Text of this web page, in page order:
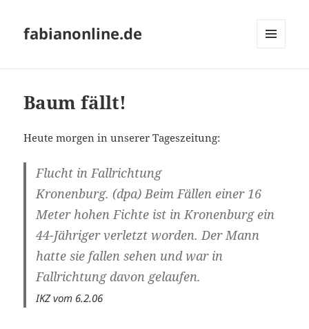
fabianonline.de
Baum fällt!
Heute morgen in unserer Tageszeitung:
Flucht in Fallrichtung
Kronenburg. (dpa) Beim Fällen einer 16
Meter hohen Fichte ist in Kronenburg ein
44-Jähriger verletzt worden. Der Mann
hatte sie fallen sehen und war in
Fallrichtung davon gelaufen.
IKZ vom 6.2.06